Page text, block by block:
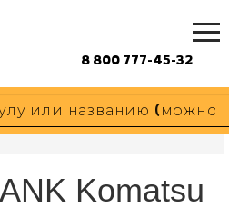
8 800 777-45-32
Komatsu